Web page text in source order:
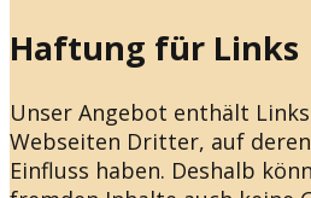
Haftung für Links
Unser Angebot enthält
Webseiten Dritter, auf
Einfluss haben. Deshalb